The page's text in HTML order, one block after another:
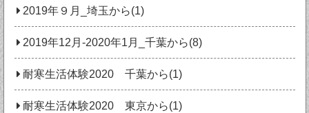
2019年９月_埼玉から(1)
2019年12月-2020年1月_千葉から(8)
耐寒生活体験2020 千葉から(1)
耐寒生活体験2020 東京から(1)